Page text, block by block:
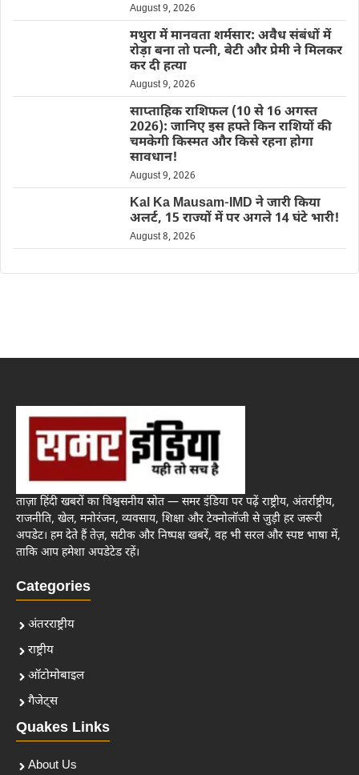
August 9, 2026
मथुरा में मानवता शर्मसार: अवैध संबंधों में
रोड़ा बना तो पत्नी, बेटी और प्रेमी ने मिलकर
कर दी हत्या
August 9, 2026
साप्ताहिक राशिफल (10 से 16 अगस्त
2026): जानिए इस हफ्ते किन राशियों की
चमकेगी किस्मत और किसे रहना होगा
सावधान!
August 9, 2026
Kal Ka Mausam-IMD ने जारी किया
अलर्ट, 15 राज्यों में पर अगले 14 घंटे भारी!
August 8, 2026
ताज़ा हिंदी खबरों का विश्वसनीय स्रोत — समर इंडिया पर पढ़ें राष्ट्रीय, अंतर्राष्ट्रीय,
राजनीति, खेल, मनोरंजन, व्यवसाय, शिक्षा और टेक्नोलॉजी से जुड़ी हर जरूरी
अपडेट। हम देते हैं तेज़, सटीक और निष्पक्ष खबरें, वह भी सरल और स्पष्ट भाषा में,
ताकि आप हमेशा अपडेटेड रहें।
Categories
अंतरराष्ट्रीय
राष्ट्रीय
ऑटोमोबाइल
गैजेट्स
Quakes Links
About Us